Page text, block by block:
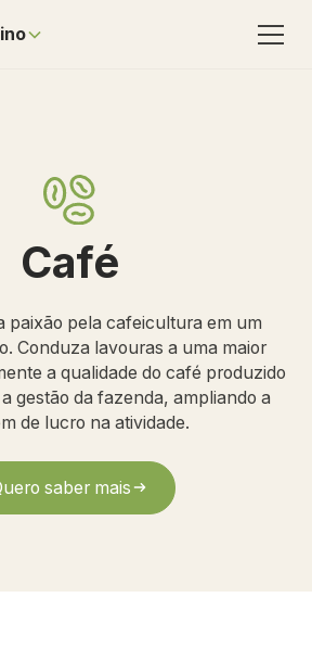
Café
paixão pela cafeicultura em um
Conduza lavouras a uma maior
a qualidade do café produzido
gestão da fazenda, ampliando a
de lucro na atividade.
saber mais